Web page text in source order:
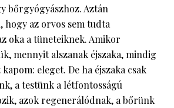
bőrgyógyászhoz. Aztán
hogy az orvos sem tudta
oka a tüneteiknek. Amikor
mennyit alszanak éjszaka, mindig
eleget. De ha éjszaka csak
a testünk a létfontosságú
azok regenerálódnak, a bőrünk